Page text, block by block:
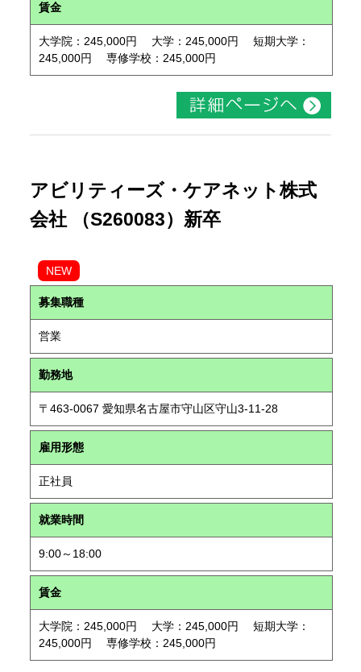
賃金
大学院：245,000円 大学：245,000円 短期大学：
245,000円 専修学校：245,000円
アビリティーズ・ケアネット株式
会社 （S260083）新卒
NEW
募集職種
営業
勤務地
〒463-0067 愛知県名古屋市守山区守山3-11-28
雇用形態
正社員
就業時間
9:00～18:00
賃金
大学院：245,000円 大学：245,000円 短期大学：
245,000円 専修学校：245,000円